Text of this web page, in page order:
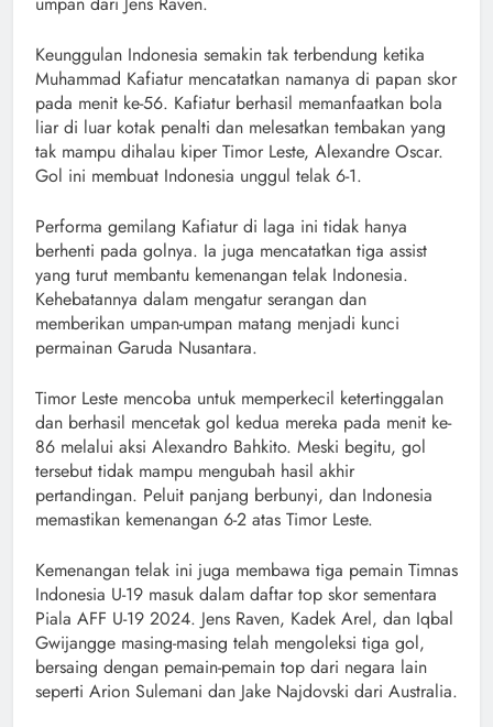
Keunggulan Indonesia semakin tak terbendung ketika
Muhammad Kafiatur mencatatkan namanya di papan skor
pada menit ke-56. Kafiatur berhasil memanfaatkan bola
liar di luar kotak penalti dan melesatkan tembakan yang
tak mampu dihalau kiper Timor Leste, Alexandre Oscar.
Gol ini membuat Indonesia unggul telak 6-1.
Performa gemilang Kafiatur di laga ini tidak hanya
berhenti pada golnya. Ia juga mencatatkan tiga assist
yang turut membantu kemenangan telak Indonesia.
Kehebatannya dalam mengatur serangan dan
memberikan umpan-umpan matang menjadi kunci
permainan Garuda Nusantara.
Timor Leste mencoba untuk memperkecil ketertinggalan
dan berhasil mencetak gol kedua mereka pada menit ke-
86 melalui aksi Alexandro Bahkito. Meski begitu, gol
tersebut tidak mampu mengubah hasil akhir
pertandingan. Peluit panjang berbunyi, dan Indonesia
memastikan kemenangan 6-2 atas Timor Leste.
Kemenangan telak ini juga membawa tiga pemain Timnas
Indonesia U-19 masuk dalam daftar top skor sementara
Piala AFF U-19 2024. Jens Raven, Kadek Arel, dan Iqbal
Gwijangge masing-masing telah mengoleksi tiga gol,
bersaing dengan pemain-pemain top dari negara lain
seperti Arion Sulemani dan Jake Najdovski dari Australia.